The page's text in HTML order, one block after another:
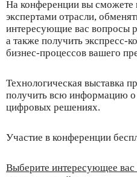
На конференции вы сможете
экспертами отрасли,
интересующие вас вопросы
а также получить экспресс-
бизнес-процессов вашего
Технологическая выставка
получить всю информацию
цифровых решениях.
Участие в конференции
Выберите интересующее вас